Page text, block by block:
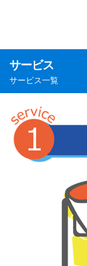
サービス
サービス一覧